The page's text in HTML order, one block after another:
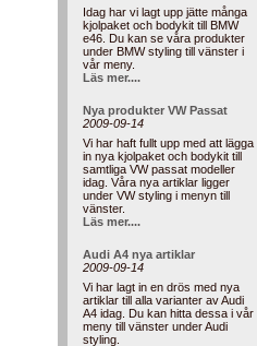
Idag har vi lagt upp jätte många
kjolpaket och bodykit till BMW
e46. Du kan se våra produkter
under BMW styling till vänster i
vår meny.
Läs mer....
Nya produkter VW Passat
2009-09-14
Vi har haft fullt upp med att lägga
in nya kjolpaket och bodykit till
samtliga VW passat modeller
idag. Våra nya artiklar ligger
under VW styling i menyn till
vänster.
Läs mer....
Audi A4 nya artiklar
2009-09-14
Vi har lagt in en drös med nya
artiklar till alla varianter av Audi
A4 idag. Du kan hitta dessa i vår
meny till vänster under Audi
styling.